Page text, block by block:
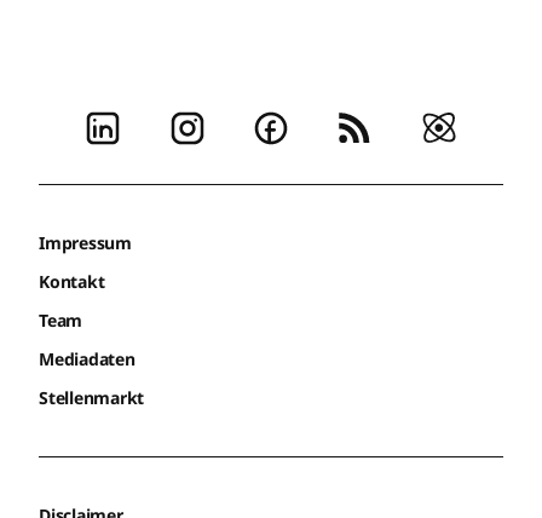
Impressum
Kontakt
Team
Mediadaten
Stellenmarkt